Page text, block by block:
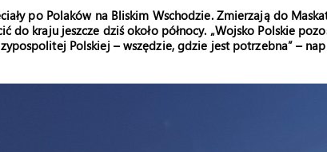
po Polaków na Bliskim Wschodzie. Zmierzają do
do kraju jeszcze dziś około północy. „Wojsko Polskie
Polskiej – wszędzie, gdzie jest potrzebna” –